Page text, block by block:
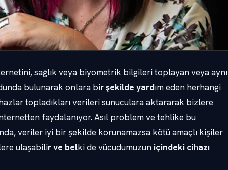
sağlık veya biyometrik bilgileri toplayan veya aynı
bulunarak onlara bir şekilde yardım eden herhangi
topladıkları verileri sunuculara aktararak bizlere
faydalanıyor. Asıl problem ve tehlike bu
veriler iyi bir şekilde korunamazsa kötü amaçlı kişiler
ulaşabilir ve belki de vücudumuzun içindeki cihazı